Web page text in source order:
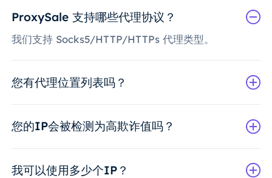
ProxySale 支持哪些代理协议？
我们支持 Socks5/HTTP/HTTPs 代理类型。
您有代理位置列表吗？
您的IP会被检测为高欺诈值吗？
我可以使用多少个IP？